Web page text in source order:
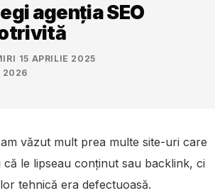
agenția SEO
15 APRILIE 2025
2026
văzut mult prea multe site-uri care
le lipseau conținut sau backlink, ci
tehnică era defectuoasă.